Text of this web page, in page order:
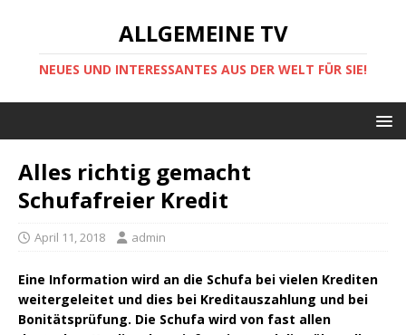
ALLGEMEINE TV
NEUES UND INTERESSANTES AUS DER WELT FÜR SIE!
Alles richtig gemacht
Schufafreier Kredit
April 11, 2018 admin
Eine Information wird an die Schufa bei vielen Krediten
weitergeleitet und dies bei Kreditauszahlung und bei
Bonitätsprüfung. Die Schufa wird von fast allen